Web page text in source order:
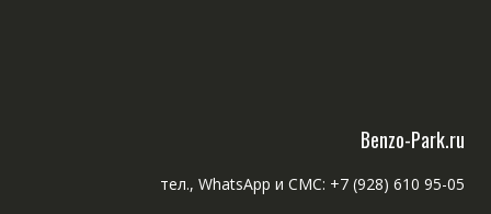
Benzo-Park.ru
тел., WhatsApp и СМС: +7 (928) 610 95-05